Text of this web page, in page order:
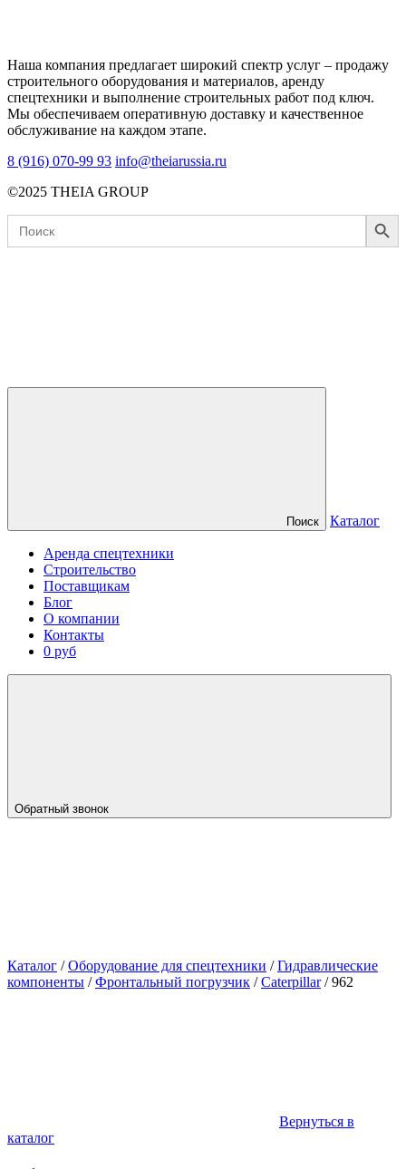
Наша компания предлагает широкий спектр услуг – продажу
строительного оборудования и материалов, аренду
спецтехники и выполнение строительных работ под ключ.
Мы обеспечиваем оперативную доставку и качественное
обслуживание на каждом этапе.
8 (916) 070-99 93 info@theiarussia.ru
©2025 THEIA GROUP
Search
for:
Search Button
Поиск Каталог
Аренда спецтехники
Строительство
Поставщикам
Блог
О компании
Контакты
0 руб
Обратный звонок
Каталог /Оборудование для спецтехники /Гидравлические
компоненты /Фронтальный погрузчик /Caterpillar/962
Вернуться в
каталог